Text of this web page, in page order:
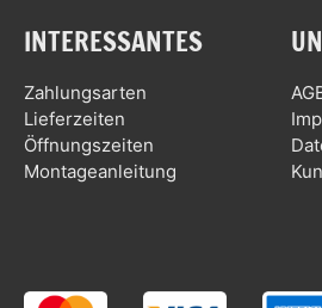
INTERESSANTES
Zahlungsarten
Lieferzeiten
Öffnungszeiten
Montageanleitung